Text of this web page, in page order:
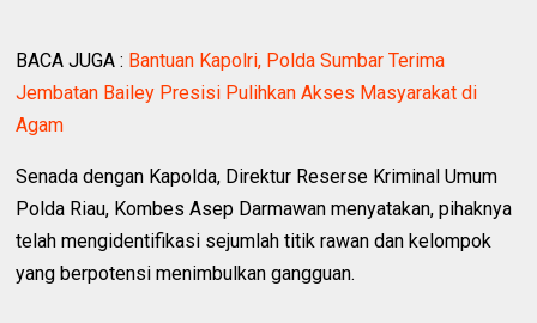
BACA JUGA : Bantuan Kapolri, Polda Sumbar Terima
Jembatan Bailey Presisi Pulihkan Akses Masyarakat di
Agam
Senada dengan Kapolda, Direktur Reserse Kriminal Umum
Polda Riau, Kombes Asep Darmawan menyatakan, pihaknya
telah mengidentifikasi sejumlah titik rawan dan kelompok
yang berpotensi menimbulkan gangguan.